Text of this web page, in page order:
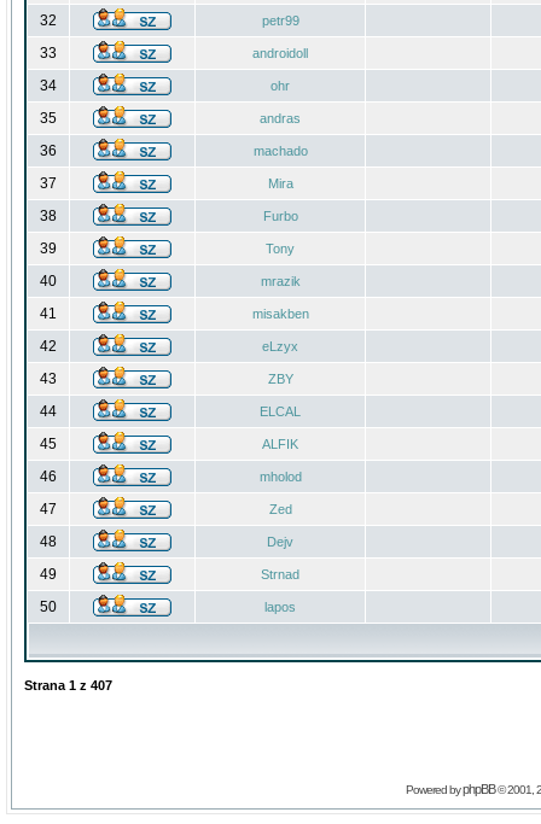
32 petr99
33 androidoll
34 ohr
35 andras
36 machado
37 Mira
38 Furbo
39 Tony
40 mrazik
41 misakben
42 eLzyx
43 ZBY
44 ELCAL
45 ALFIK
46 mholod
47 Zed
48 Dejv
49 Strnad
50 lapos
Strana 1 z 407
Powered byphpBB© 2001,